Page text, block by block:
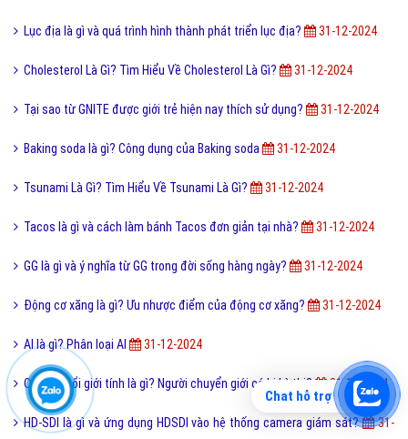
Lục địa là gì và quá trình hình thành phát triển lục địa? 31-12-2024
Cholesterol Là Gì? Tìm Hiểu Về Cholesterol Là Gì? 31-12-2024
Tại sao từ GNITE được giới trẻ hiện nay thích sử dụng? 31-12-2024
Baking soda là gì? Công dụng của Baking soda 31-12-2024
Tsunami Là Gì? Tìm Hiểu Về Tsunami Là Gì? 31-12-2024
Tacos là gì và cách làm bánh Tacos đơn giản tại nhà? 31-12-2024
GG là gì và ý nghĩa từ GG trong đời sống hàng ngày? 31-12-2024
Động cơ xăng là gì? Ưu nhược điểm của động cơ xăng? 31-12-2024
AI là gì? Phân loại AI 31-12-2024
Chuyển đổi giới tính là gì? Người chuyển giới có bị kỳ thị? 31-12-2024
HD-SDI là gì và ứng dụng HDSDI vào hệ thống camera giám sát? 31-
Chat hỗ trợ